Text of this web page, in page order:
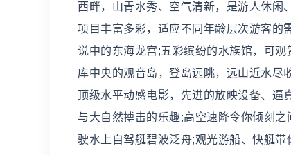
西畔，山青水秀、空气清新，是游人休闲
项目丰富多彩，适应不同年龄层次游客的
说中的东海龙宫;五彩缤纷的水族馆，可
库中央的观音岛，登岛远眺，远山近水尽
顶级水平动感电影，先进的放映设备、逼
与大自然搏击的乐趣;高空速降令你倾刻
驶水上自驾艇碧波泛舟;观光游船、快艇